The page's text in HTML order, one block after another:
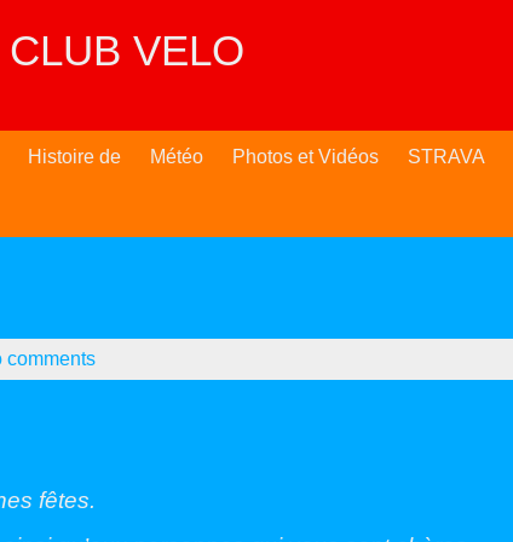
VELO
Histoire de Météo Photos et Vidéos STRAVA
comments
fêtes.